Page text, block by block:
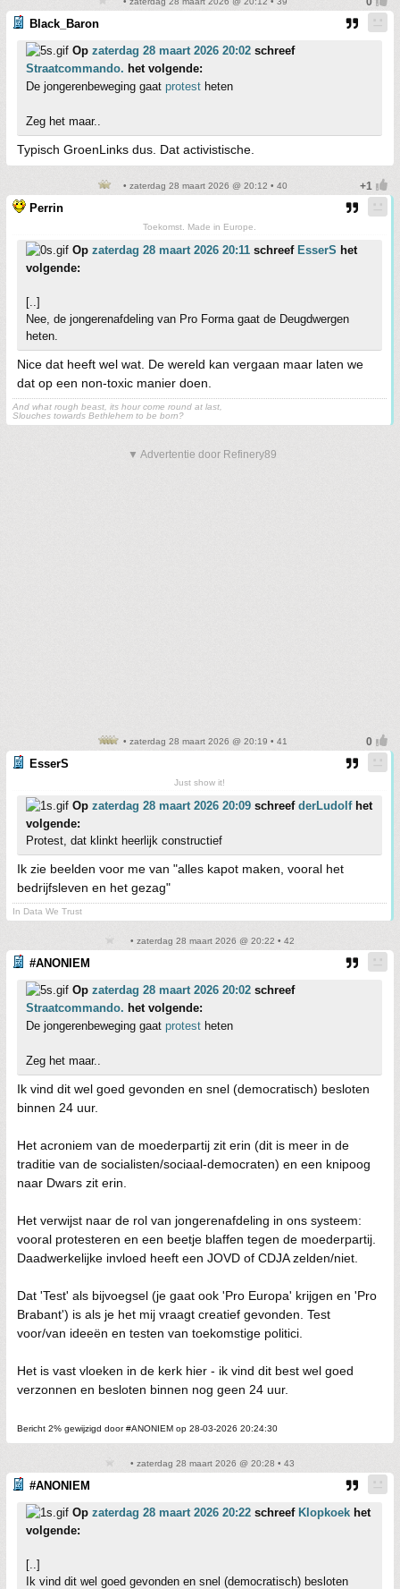
Black_Baron
Op zaterdag 28 maart 2026 20:02 schreef
Straatcommando. het volgende:
De jongerenbeweging gaat protest heten
Zeg het maar..
Typisch GroenLinks dus. Dat activistische.
• zaterdag 28 maart 2026 @ 20:12 • 40
Perrin
Toekomst. Made in Europe.
Op zaterdag 28 maart 2026 20:11 schreef EsserS het
volgende:
[..]
Nee, de jongerenafdeling van Pro Forma gaat de Deugdwergen
heten.
Nice dat heeft wel wat. De wereld kan vergaan maar laten we
dat op een non-toxic manier doen.
And what rough beast, its hour come round at last,
Slouches towards Bethlehem to be born?
▼ Advertentie door Refinery89
• zaterdag 28 maart 2026 @ 20:19 • 41
EsserS
Just show it!
Op zaterdag 28 maart 2026 20:09 schreef derLudolfhet
volgende:
Protest, dat klinkt heerlijk constructief
Ik zie beelden voor me van "alles kapot maken, vooral het
bedrijfsleven en het gezag"
In Data We Trust
• zaterdag 28 maart 2026 @ 20:22 • 42
#ANONIEM
Op zaterdag 28 maart 2026 20:02 schreef
Straatcommando. het volgende:
De jongerenbeweging gaat protest heten
Zeg het maar..
Ik vind dit wel goed gevonden en snel (democratisch) besloten
binnen 24 uur.
Het acroniem van de moederpartij zit erin (dit is meer in de
traditie van de socialisten/sociaal-democraten) en een knipoog
naar Dwars zit erin.
Het verwijst naar de rol van jongerenafdeling in ons systeem:
vooral protesteren en een beetje blaffen tegen de moederpartij.
Daadwerkelijke invloed heeft een JOVD of CDJA zelden/niet.
Dat 'Test' als bijvoegsel (je gaat ook 'Pro Europa' krijgen en 'Pro
Brabant') is als je het mij vraagt creatief gevonden. Test
voor/van ideeën en testen van toekomstige politici.
Het is vast vloeken in de kerk hier - ik vind dit best wel goed
verzonnen en besloten binnen nog geen 24 uur.
Bericht 2% gewijzigd door #ANONIEM op 28-03-2026 20:24:30
• zaterdag 28 maart 2026 @ 20:28 • 43
#ANONIEM
Op zaterdag 28 maart 2026 20:22 schreef Klopkoek het
volgende:
[..]
Ik vind dit wel goed gevonden en snel (democratisch) besloten